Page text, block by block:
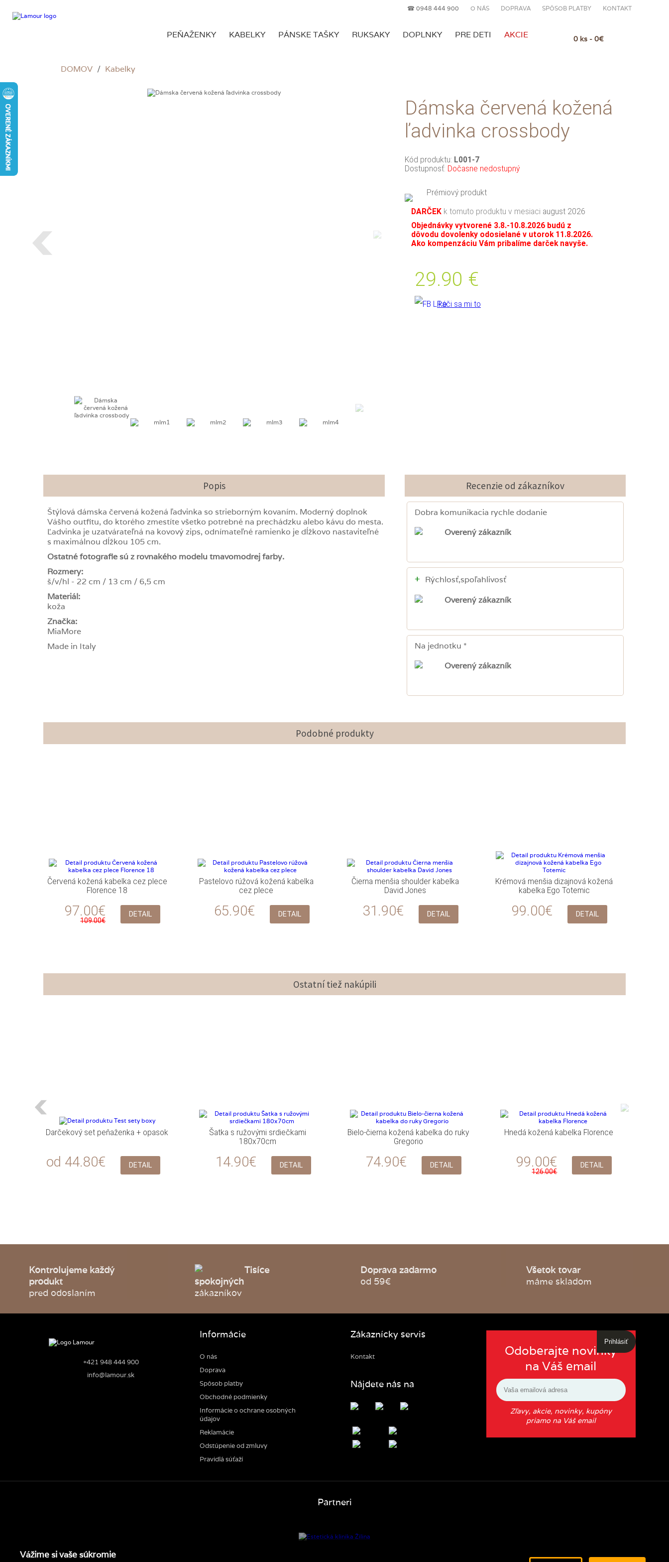
Vážime si vaše súkromie
☎ 0948 444 900 O NÁS DOPRAVA SPÔSOB PLATBY KONTAKT
PEŇAŽENKY KABELKY PÁNSKE TAŠKY RUKSAKY DOPLNKY PRE DETI AKCIE 0 ks - 0€
DOMOV / Kabelky
Dámska červená kožená
ľadvinka crossbody
Kód produktu: L001-7
Dostupnosť: Dočasne nedostupný
Prémiový produkt
DARČEKk tomuto produktu v mesiaci august 2026
Objednávky vytvorené 3.8.-10.8.2026 budú z
dôvodu dovolenky odosielané v utorok 11.8.2026.
Ako kompenzáciu Vám pribalíme darček navyše.
29.90 €
Páči sa mi to
Popis
Štýlová dámska červená kožená ľadvinka so strieborným kovaním. Moderný doplnok
Vášho outfitu, do ktorého zmestíte všetko potrebné na prechádzku alebo kávu do mesta.
Ľadvinka je uzatvárateľná na kovový zips, odnímateľné ramienko je dĺžkovo nastaviteľné
s maximálnou dĺžkou 105 cm.
Ostatné fotografie sú z rovnakého modelu tmavomodrej farby.
Rozmery:
š/v/hl - 22 cm / 13 cm / 6,5 cm
Materiál:
koža
Značka:
MiaMore
Made in Italy
Recenzie od zákazníkov
Dobra komunikacia rychle dodanie
Overený zákazník
+ Rýchlosť,spoľahlivosť
Overený zákazník
Na jednotku *
Overený zákazník
Podobné produkty
Červená kožená kabelka cez plece
Florence 18
97.00€
109.00€
DETAIL
Pastelovo rúžová kožená kabelka
cez plece
65.90€ DETAIL
Čierna menšia shoulder kabelka
David Jones
31.90€ DETAIL
Krémová menšia dizajnová kožená
kabelka Ego Totemic
99.00€ DETAIL
Ostatní tiež nakúpili
Darčekový set peňaženka + opasok
od 44.80€ DETAIL
Šatka s ružovými srdiečkami
180x70cm
14.90€ DETAIL
Bielo-čierna kožená kabelka do ruky
Gregorio
74.90€ DETAIL
Hnedá kožená kabelka Florence
99.00€
126.00€
DETAIL
Kontrolujeme každý
produkt
pred odoslaním
Tisíce
spokojných
zákazníkov
Doprava zadarmo
od 59€
Všetok tovar
máme skladom
+421 948 444 900
info@lamour.sk
Informácie
O nás
Doprava
Spôsob platby
Obchodné podmienky
Informácie o ochrane osobných
údajov
Reklamácie
Odstúpenie od zmluvy
Pravidlá súťaží
Zákaznícky servis
Kontakt
Nájdete nás na
Odoberajte novinky
na Váš email
Prihlásiť
Zľavy, akcie, novinky, kupóny
priamo na Váš email
Partneri